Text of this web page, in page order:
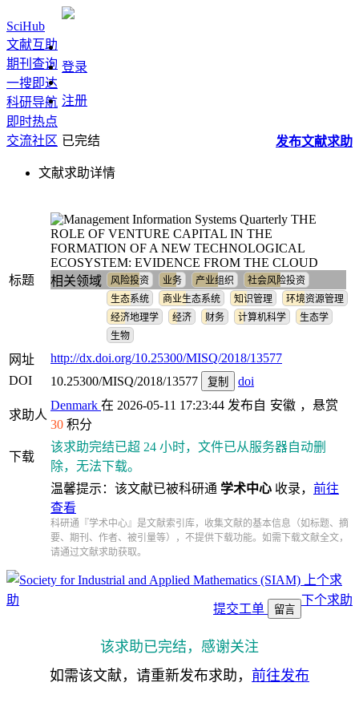
SciHub
文献互助
期刊查询
一搜即达
科研导航
即时热点
交流社区
登录
注册
发布文献求助
已完结
文献求助详情
标题
THE
ROLE OF VENTURE CAPITAL IN THE
FORMATION OF A NEW TECHNOLOGICAL
ECOSYSTEM: EVIDENCE FROM THE CLOUD
相关领域
风险投资 业务 产业组织
社会风险投资
生态系统
商业生态系统 知识管理
环境资源管理
经济地理学
经济 财务 计算机科学
生态学
生物
网址
http://dx.doi.org/10.25300/MISQ/2018/13577
DOI
10.25300/MISQ/2018/13577 复制 doi
求助人
Denmark 在 2026-05-11 17:23:44 发布自 安徽 ，悬赏
30 积分
下载
该求助完结已超 24 小时，文件已从服务器自动删
除，无法下载。
温馨提示：该文献已被科研通 学术中心 收录， 前往
查看
科研通『学术中心』是文献索引库，收集文献的基本信息（如标题、摘
要、期刊、作者、被引量等），不提供下载功能。如需下载文献全文，
请通过文献求助获取。
上个求
助
下个求助
提交工单 留言
该求助已完结，感谢关注
如需该文献，请重新发布求助， 前往发布